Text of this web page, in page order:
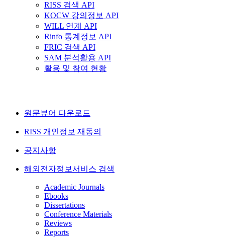
RISS 검색 API
KOCW 강의정보 API
WILL 연계 API
Rinfo 통계정보 API
FRIC 검색 API
SAM 분석활용 API
활용 및 참여 현황
원문뷰어 다운로드
RISS 개인정보 재동의
공지사항
해외전자정보서비스 검색
Academic Journals
Ebooks
Dissertations
Conference Materials
Reviews
Reports